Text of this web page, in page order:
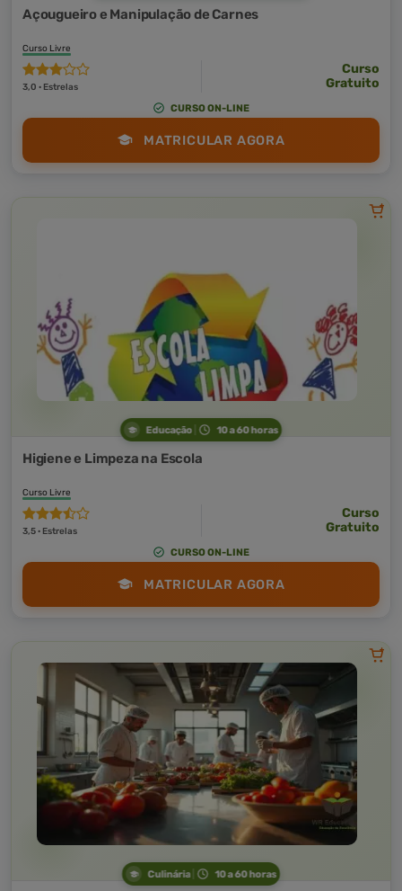
Açougueiro e Manipulação de Carnes
Curso Livre
3,0 · Estrelas
Curso
Gratuito
CURSO ON-LINE
MATRICULAR AGORA
Educação 10 a 60 horas
Higiene e Limpeza na Escola
Curso Livre
3,5 · Estrelas
Curso
Gratuito
CURSO ON-LINE
MATRICULAR AGORA
Culinária 10 a 60 horas